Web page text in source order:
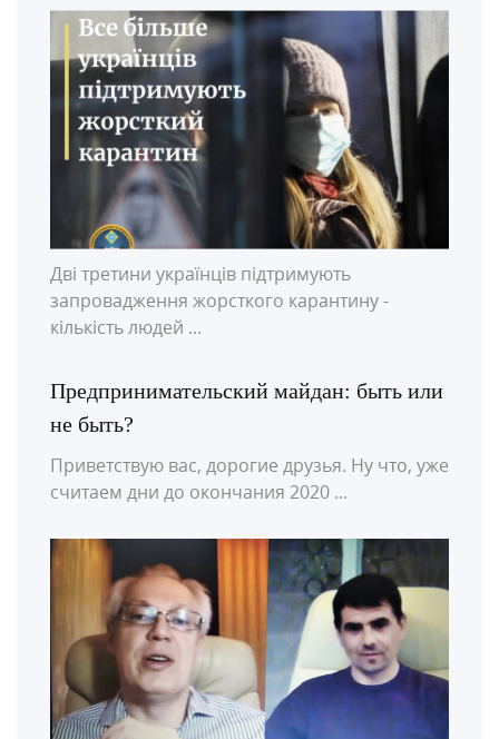
Дві третини українців підтримують
запровадження жорсткого карантину -
кількість людей ...
Предпринимательский майдан: быть или
не быть?
Приветствую вас, дорогие друзья. Ну что, уже
считаем дни до окончания 2020 ...